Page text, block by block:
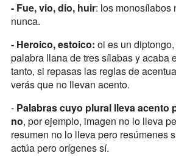
- Fue, vio, dio, huir: los monosílabos
nunca.
- Heroico, estoico: oi es un
palabra llana de tres sílabas y acaba
tanto, si repasas las reglas de
verás que no llevan acento.
-Palabras cuyo plural lleva acento
no, por ejemplo, imagen no lo lleva
resumen no lo lleva pero resúmenes
actúa pero orígenes sí.